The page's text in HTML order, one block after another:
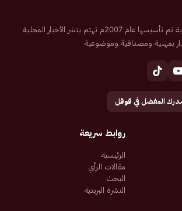
صحيفة إلكترونية سعودية تم تأسيسها عام 2007م تهتم بنشر الأخبار المحلية
بمهنية ومصداقية وموضوعية
المفضل في قوقل
روابط سريعة
الرئيسية
مقالات الرأي
البحث
النشرة البريدية